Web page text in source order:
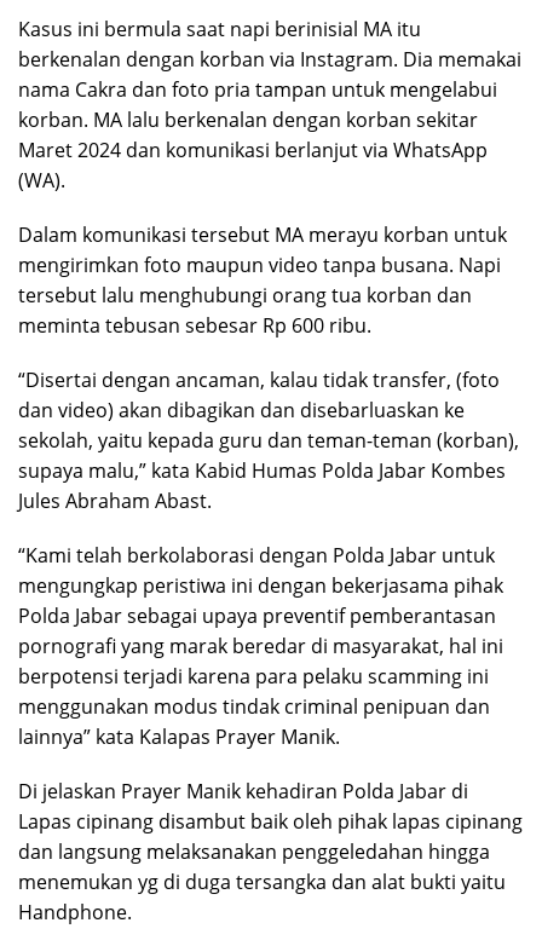
Kasus ini bermula saat napi berinisial MA itu
berkenalan dengan korban via Instagram. Dia memakai
nama Cakra dan foto pria tampan untuk mengelabui
korban. MA lalu berkenalan dengan korban sekitar
Maret 2024 dan komunikasi berlanjut via WhatsApp
(WA).
Dalam komunikasi tersebut MA merayu korban untuk
mengirimkan foto maupun video tanpa busana. Napi
tersebut lalu menghubungi orang tua korban dan
meminta tebusan sebesar Rp 600 ribu.
“Disertai dengan ancaman, kalau tidak transfer, (foto
dan video) akan dibagikan dan disebarluaskan ke
sekolah, yaitu kepada guru dan teman-teman (korban),
supaya malu,” kata Kabid Humas Polda Jabar Kombes
Jules Abraham Abast.
“Kami telah berkolaborasi dengan Polda Jabar untuk
mengungkap peristiwa ini dengan bekerjasama pihak
Polda Jabar sebagai upaya preventif pemberantasan
pornografi yang marak beredar di masyarakat, hal ini
berpotensi terjadi karena para pelaku scamming ini
menggunakan modus tindak criminal penipuan dan
lainnya” kata Kalapas Prayer Manik.
Di jelaskan Prayer Manik kehadiran Polda Jabar di
Lapas cipinang disambut baik oleh pihak lapas cipinang
dan langsung melaksanakan penggeledahan hingga
menemukan yg di duga tersangka dan alat bukti yaitu
Handphone.